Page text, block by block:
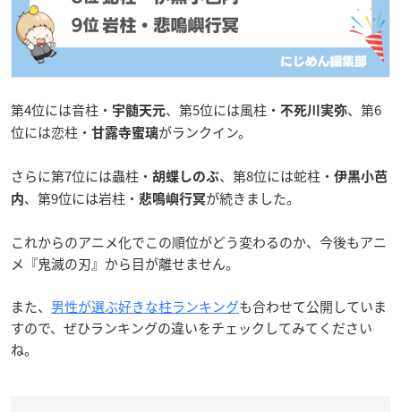
第4位には音柱・ 宇髄天元、第5位には風柱・ 不死川実弥、第6
位には恋柱・ 甘露寺蜜璃がランクイン。
さらに第7位には蟲柱・ 胡蝶しのぶ、第8位には蛇柱・ 伊黒小芭
内、第9位には岩柱・ 悲鳴嶼行冥が続きました。
これからのアニメ化でこの順位がどう変わるのか、今後もアニ
メ『鬼滅の刃』から目が離せません。
また、 男性が選ぶ好きな柱ランキングも合わせて公開していま
すので、ぜひランキングの違いをチェックしてみてください
ね。